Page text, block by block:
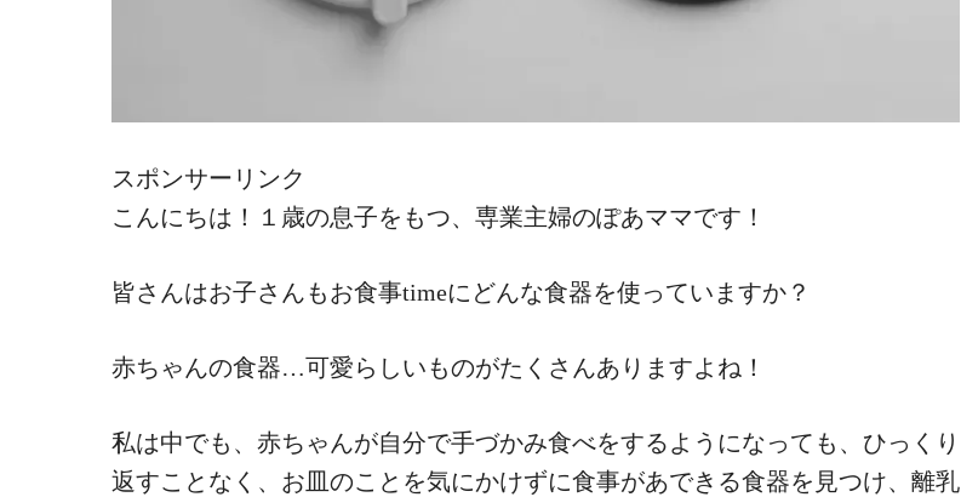
スポンサーリンク
こんにちは！１歳の息子をもつ、専業主婦のぽあママです！
皆さんはお子さんもお食事timeにどんな食器を使っていますか？
赤ちゃんの食器…可愛らしいものがたくさんありますよね！
私は中でも、赤ちゃんが自分で手づかみ食べをするようになっても、ひっくり
返すことなく、お皿のことを気にかけずに食事があできる食器を見つけ、離乳